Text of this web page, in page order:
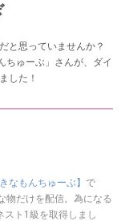
と思っていませんか？
ちゅーぶ」さんが、ダイ
した！
なもんちゅーぶ】 で
物だけを配信。為になる
スト1級を取得しまし